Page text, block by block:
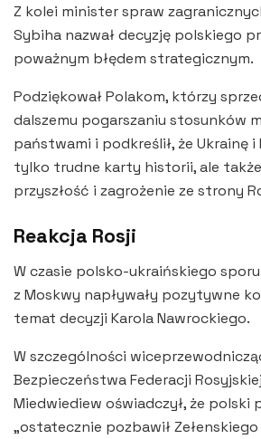
Z kolei minister spraw
Sybiha nazwał decyzję polskiego
poważnym błędem strategicznym.
Podziękował Polakom, którzy
dalszemu pogarszaniu stosunków
państwami i podkreślił, że Ukrainę i
tylko trudne karty historii, ale
przyszłość i zagrożenie ze strony
Reakcja Rosji
W czasie polsko-ukraińskiego
z Moskwy napływały pozytywne
temat decyzji Karola Nawrockiego.
W szczególności
Bezpieczeństwa Federacji
Miedwiediew oświadczył, że polski
„ostatecznie pozbawił Zełenskiego